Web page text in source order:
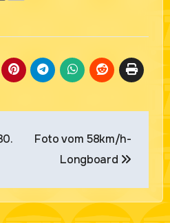
Foto vom 58km/h-
Longboard